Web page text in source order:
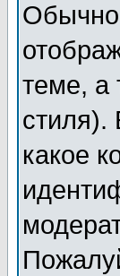
Обычно
теме, а
стиля).
какое